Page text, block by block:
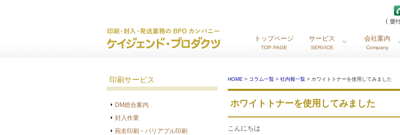
トップページ
TOP PAGE
サービス
SERVICE
会社案内
Company
印刷サービス
DM総合案内
封入作業
宛名印刷・バリアブル印刷
HOME > コラム一覧 > 社内報一覧 > ホワイトトナーを使用してみました
ホワイトトナーを使用してみました
こんにちは